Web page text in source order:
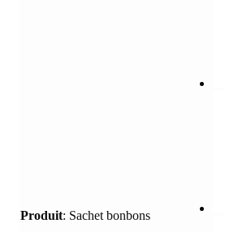
Produit: Sachet bonbons